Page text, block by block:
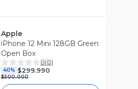
Apple
iPhone 12 Mini 128GB Green
Open Box
0(0)
40% $299.990
$500.000